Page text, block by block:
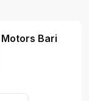
Bari